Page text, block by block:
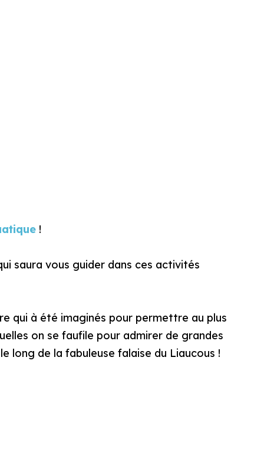
!
saura vous guider dans ces activités
qui à été imaginés pour permettre au plus
on se faufile pour admirer de grandes
long de la fabuleuse falaise du Liaucous !